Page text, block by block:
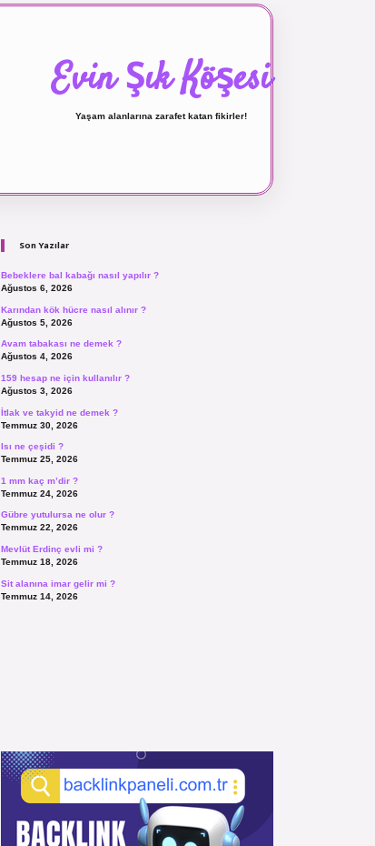
Evin Şık Köşesi
Yaşam alanlarına zarafet katan fikirler!
Son Yazılar
Bebeklere bal kabağı nasıl yapılır ?
Ağustos 6, 2026
Karından kök hücre nasıl alınır ?
Ağustos 5, 2026
Avam tabakası ne demek ?
Ağustos 4, 2026
159 hesap ne için kullanılır ?
Ağustos 3, 2026
İtlak ve takyid ne demek ?
Temmuz 30, 2026
Isı ne çeşidi ?
Temmuz 25, 2026
1 mm kaç m’dir ?
Temmuz 24, 2026
Gübre yutulursa ne olur ?
Temmuz 22, 2026
Mevlüt Erdinç evli mi ?
Temmuz 18, 2026
Sit alanına imar gelir mi ?
Temmuz 14, 2026